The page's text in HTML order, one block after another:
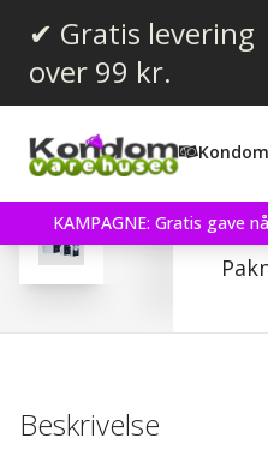
✔ Gratis levering
over 99 kr.
KAMPAGNE: Gratis gave
Beskrivelse